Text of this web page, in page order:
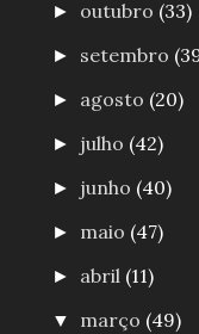
► outubro (33)
► setembro
► agosto (20)
► julho (42)
► junho (40)
► maio (47)
► abril (11)
▼ março (49)